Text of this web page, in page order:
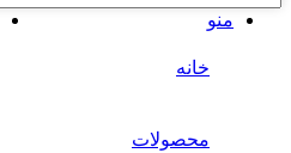
منو
خانه
محصولات